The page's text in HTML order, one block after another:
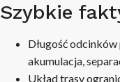
Szybkie
Długość
akumulacja,
Układ trasy